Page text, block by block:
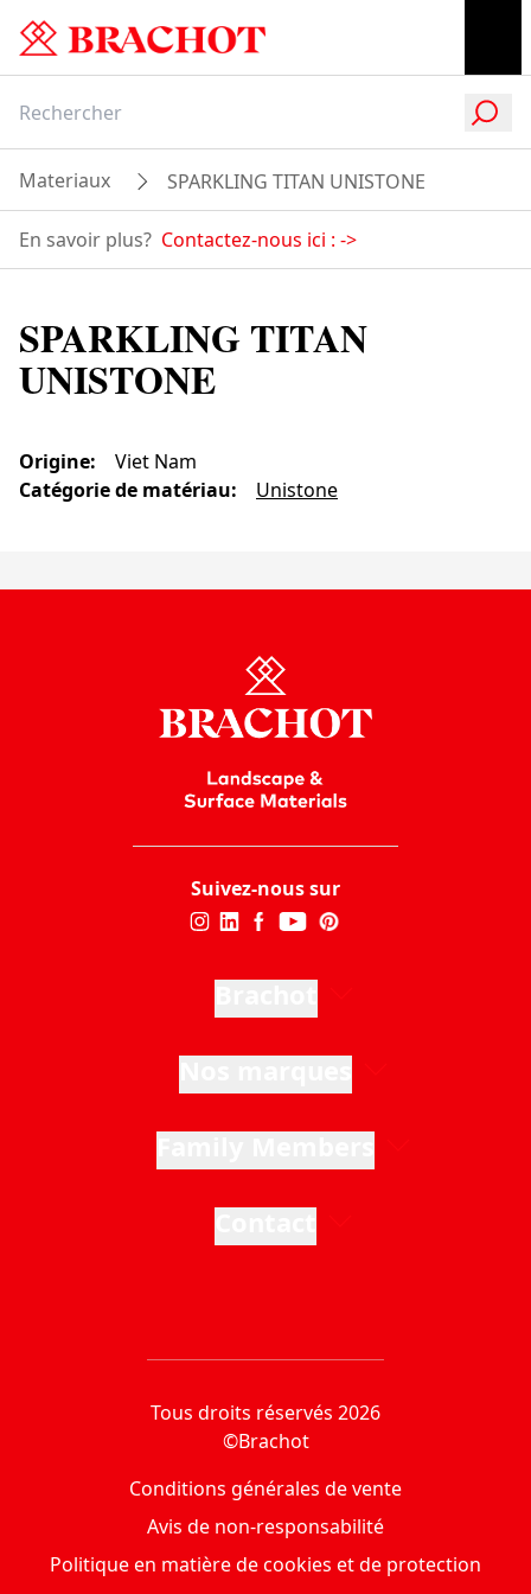
Materiaux SPARKLING TITAN UNISTONE
En savoir plus? Contactez-nous ici : ->
SPARKLING TITAN
UNISTONE
Origine:
Viet Nam
Catégorie de matériau: Unistone
Suivez-nous sur
Tous droits réservés 2026
©Brachot
Conditions générales de vente
Avis de non-responsabilité
Politique en matière de cookies et de protection